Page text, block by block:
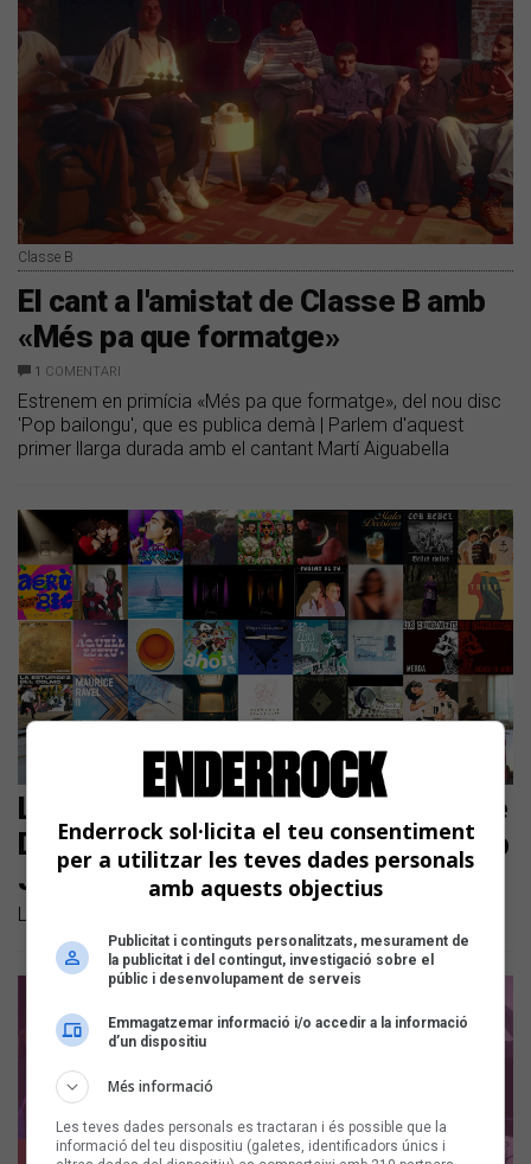
Classe B
El cant a l'amistat de Classe B amb
«Més pa que formatge»
1 COMENTARI
Estrenem en primícia «Més pa que formatge», del nou disc
'Pop bailongu', que es publica demà | Parlem d'aquest
primer llarga durada amb el cantant Martí Aiguabella
Les noves cançons en català són de
Doctor Prats, Ouineta, i Plan-ET amb
Júlia Colom
Llistem les noves cançons en català de la setmana
Enderrock sol·licita el teu consentiment
per a utilitzar les teves dades personals
amb aquests objectius
Publicitat i continguts personalitzats, mesurament de
la publicitat i del contingut, investigació sobre el
públic i desenvolupament de serveis
Emmagatzemar informació i/o accedir a la informació
d’un dispositiu
Més informació
Les teves dades personals es tractaran i és possible que la
informació del teu dispositiu (galetes, identificadors únics i